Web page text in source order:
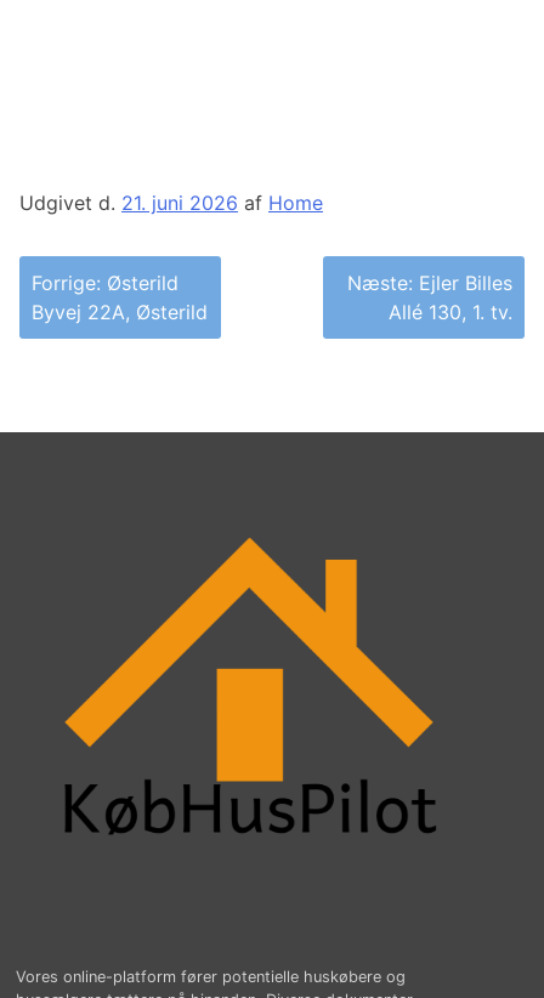
Udgivet d. 21. juni 2026 af Home
Indlægsnavigation
Forrige: Østerild
Byvej 22A, Østerild
Næste: Ejler Billes
Allé 130, 1. tv.
Vores online-platform fører potentielle huskøbere og